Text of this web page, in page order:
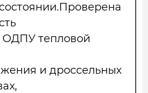
тепловой
и дроссельных